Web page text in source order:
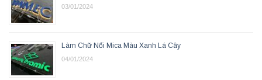
03/01/2024
Làm Chữ Nổi Mica Màu Xanh Lá Cây
04/01/2024